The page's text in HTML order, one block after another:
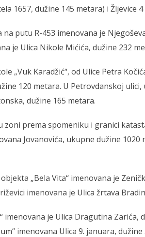
1657, dužine 145 metara) i Žljevice
putu R-453 imenovana je
je Ulica Nikole Mićića, dužine 232
„Vuk Karadžić“, od Ulice Petra
120 metara. U Petrovdanskoj
dužine 165 metara.
zoni prema spomeniku i granici
Jovanovića, ukupne dužine
„Bela Vita“ imenovana je
imenovana je Ulica žrtava
imenovana je Ulica Dragutina Zarića,
imenovana Ulica 9. januara,